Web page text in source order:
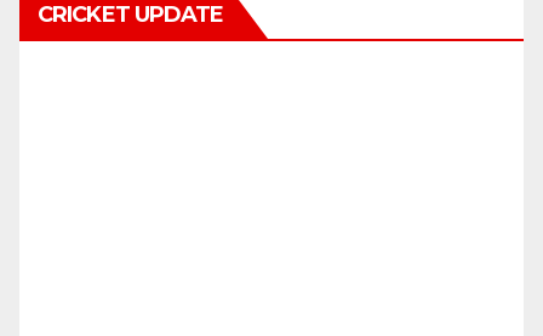
CRICKET UPDATE